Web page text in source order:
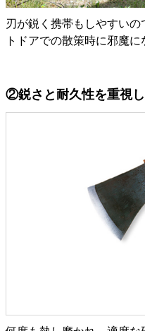
刃が鋭く携帯もしやすい
トドアでの散策時に邪魔に
②鋭さと耐久性を重視